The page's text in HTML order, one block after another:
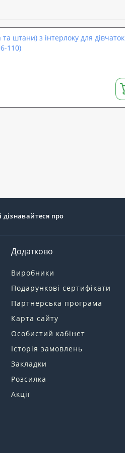
штани) з інтерлоку для дівчаток
110)
дізнавайтеся про
Додатково
Виробники
Подарункові сертифікати
Партнерська програма
Карта сайту
Особистий кабінет
Історія замовлень
Закладки
Розсилка
Акції